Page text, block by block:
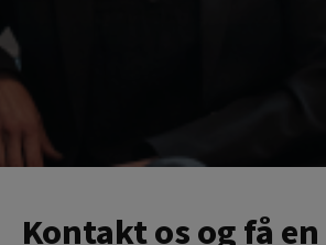
Kontakt os og få en